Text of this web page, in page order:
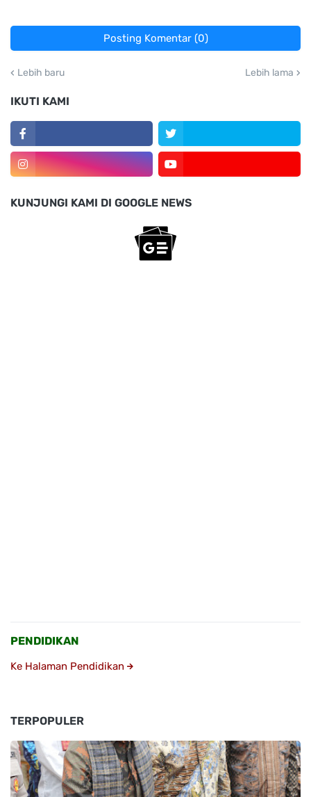
Posting Komentar (0)
Lebih baru Lebih lama
IKUTI KAMI
KUNJUNGI KAMI DI GOOGLE NEWS
PENDIDIKAN
Ke Halaman Pendidikan
TERPOPULER